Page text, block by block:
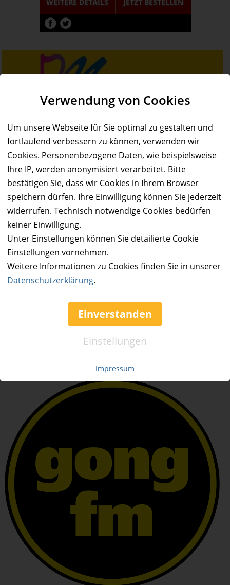
Verwendung von Cookies
Um unsere Webseite für Sie optimal zu gestalten und
fortlaufend verbessern zu können, verwenden wir
Cookies. Personenbezogene Daten, wie beispielsweise
Ihre IP, werden anonymisiert verarbeitet. Bitte
bestätigen Sie, dass wir Cookies in Ihrem Browser
speichern dürfen. Ihre Einwilligung können Sie jederzeit
widerrufen. Technisch notwendige Cookies bedürfen
keiner Einwilligung.
Unter Einstellungen können Sie detailierte Cookie
Einstellungen vornehmen.
Weitere Informationen zu Cookies finden Sie in unserer
Datenschutzerklärung.
Einverstanden
Einstellungen
Impressum
Service & Hilfe
Mo. - Fr. 09:00-16:00
Tel.: +49 (0)941 46 39 63 90
»info@coupon-future.de